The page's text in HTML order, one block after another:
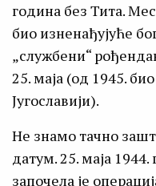
година без Тита.
био изненађујуће
„службени“
25. маја (од 1945.
Југославији).
Не знамо тачно
датум. 25. маја
започела је